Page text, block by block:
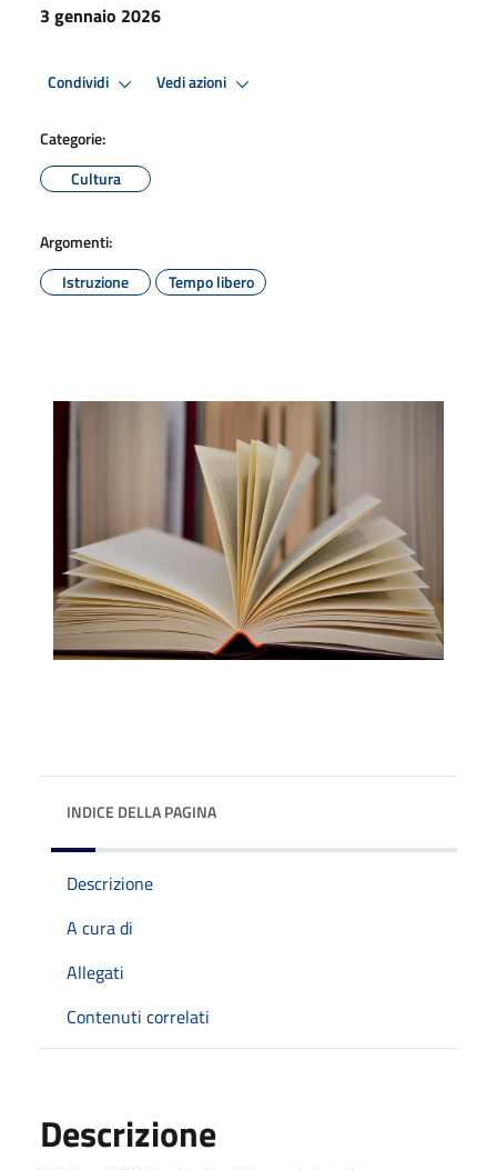
3 gennaio 2026
Condividi Vedi azioni
Categorie:
Cultura
Argomenti:
Istruzione
Tempo libero
INDICE DELLA PAGINA
Descrizione
A cura di
Allegati
Contenuti correlati
Descrizione